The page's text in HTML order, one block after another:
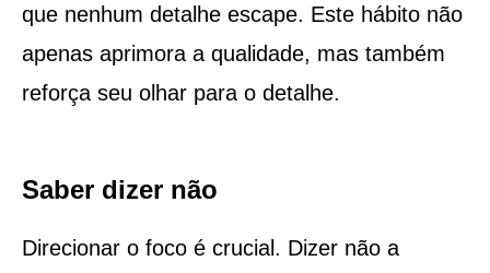
que nenhum detalhe escape. Este hábito não
apenas aprimora a qualidade, mas também
reforça seu olhar para o detalhe.
Saber dizer não
Direcionar o foco é crucial. Dizer não a